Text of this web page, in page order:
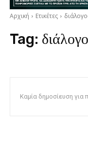
Αρχική Ετικέτες
Tag:
Καμία δημοσίευση για